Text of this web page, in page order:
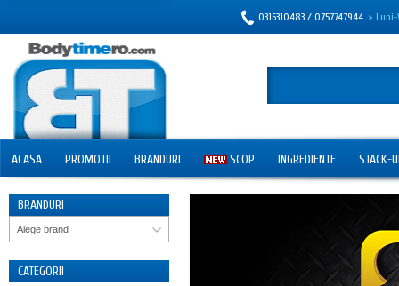
0316310483 / 0757747944 >
ACASA PROMOTII BRANDURI SCOP INGREDIENTE STACK-
BRANDURI
Alege brand
CATEGORII